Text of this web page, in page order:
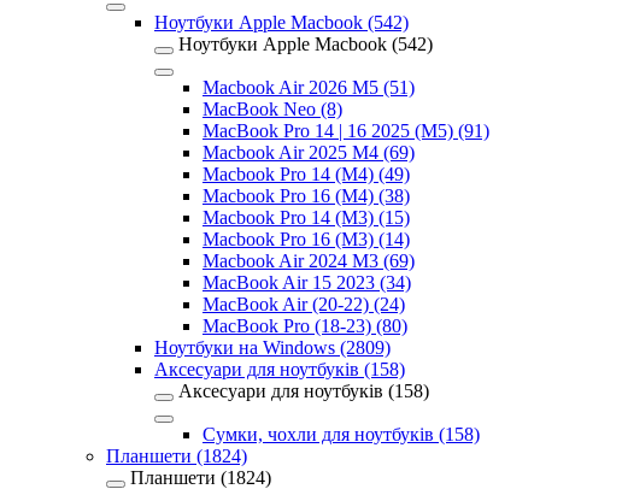
Ноутбуки Apple Macbook (542)
Ноутбуки Apple Macbook (542)
Macbook Air 2026 M5 (51)
MacBook Neo (8)
MacBook Pro 14 | 16 2025 (M5) (91)
Macbook Air 2025 M4 (69)
Macbook Pro 14 (M4) (49)
Macbook Pro 16 (M4) (38)
Macbook Pro 14 (M3) (15)
Macbook Pro 16 (M3) (14)
Macbook Air 2024 M3 (69)
MacBook Air 15 2023 (34)
MacBook Air (20-22) (24)
MacBook Pro (18-23) (80)
Ноутбуки на Windows (2809)
Аксесуари для ноутбуків (158)
Аксесуари для ноутбуків (158)
Сумки, чохли для ноутбуків (158)
Планшети (1824)
Планшети (1824)